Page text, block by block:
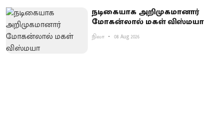
நடிகையாக அறிமுகமானார்
மோகன்லால் மகள் விஸ்மயா
நிலா 08 Aug 2026